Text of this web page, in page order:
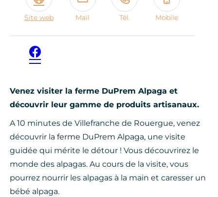
Venez visiter la ferme DuPrem Alpaga et
découvrir leur gamme de produits artisanaux.
A 10 minutes de Villefranche de Rouergue, venez
découvrir la ferme DuPrem Alpaga, une visite
guidée qui mérite le détour ! Vous découvrirez le
monde des alpagas. Au cours de la visite, vous
pourrez nourrir les alpagas à la main et caresser un
bébé alpaga.
Site web Mail Tél. Mobile
Facebook